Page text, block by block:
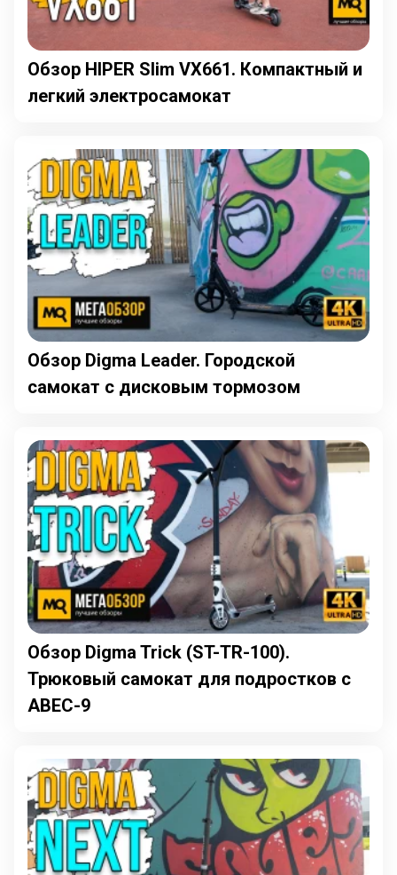
Обзор HIPER Slim VX661. Компактный и
легкий электросамокат
Обзор Digma Leader. Городской
самокат с дисковым тормозом
Обзор Digma Trick (ST-TR-100).
Трюковый самокат для подростков с
ABEC-9